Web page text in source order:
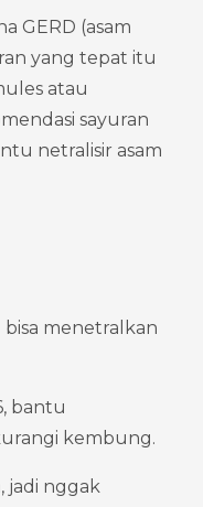
GERD (asam
yang tepat itu
atau
sayuran
netralisir asam
bisa menetralkan
bantu
kembung.
jadi nggak